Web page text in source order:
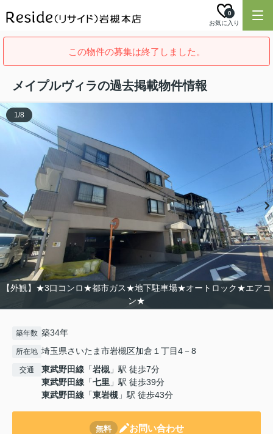
お気に入り
0
この物件の募集は終了しました。
メイプルヴィラの過去掲載物件情報
【外観】★3口コンロ★都市ガス★地下駐車場★オートロック★エアコ
ン★
1/8
築年数 築34年
所在地 埼玉県さいたま市岩槻区加倉１丁目4－8
交通 東武野田線 「岩槻 」駅 徒歩7分
東武野田線 「七里 」駅 徒歩39分
東武野田線 「東岩槻 」駅 徒歩43分
無料 お問い合わせ